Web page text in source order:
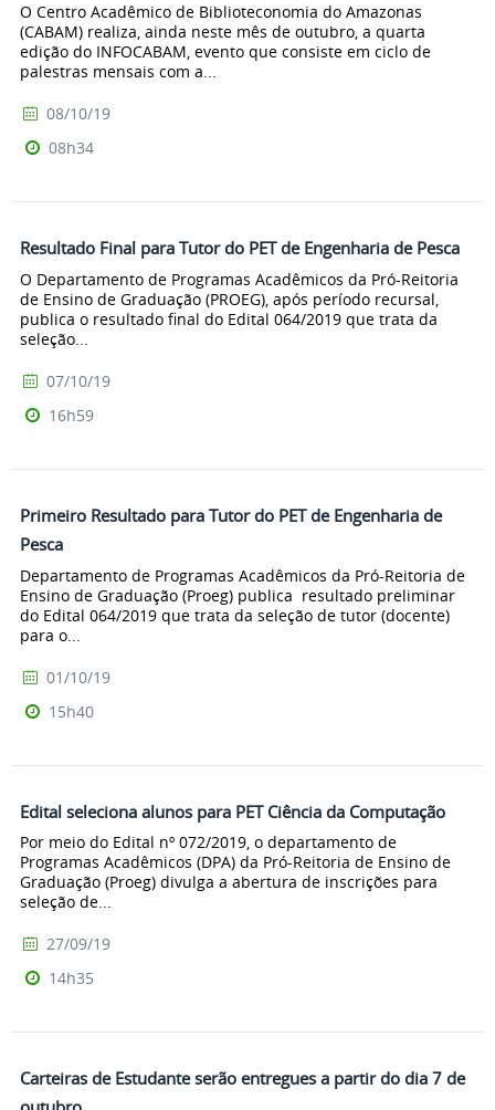
O Centro Acadêmico de Biblioteconomia do Amazonas
(CABAM) realiza, ainda neste mês de outubro, a quarta
edição do INFOCABAM, evento que consiste em ciclo de
palestras mensais com a...
08/10/19
08h34
Resultado Final para Tutor do PET de Engenharia de Pesca
O Departamento de Programas Acadêmicos da Pró-Reitoria
de Ensino de Graduação (PROEG), após período recursal,
publica o resultado final do Edital 064/2019 que trata da
seleção...
07/10/19
16h59
Primeiro Resultado para Tutor do PET de Engenharia de
Pesca
Departamento de Programas Acadêmicos da Pró-Reitoria de
Ensino de Graduação (Proeg) publica resultado preliminar
do Edital 064/2019 que trata da seleção de tutor (docente)
para o...
01/10/19
15h40
Edital seleciona alunos para PET Ciência da Computação
Por meio do Edital nº 072/2019, o departamento de
Programas Acadêmicos (DPA) da Pró-Reitoria de Ensino de
Graduação (Proeg) divulga a abertura de inscrições para
seleção de...
27/09/19
14h35
Carteiras de Estudante serão entregues a partir do dia 7 de